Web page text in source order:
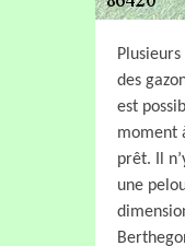
des
est
moment
prêt. Il
une